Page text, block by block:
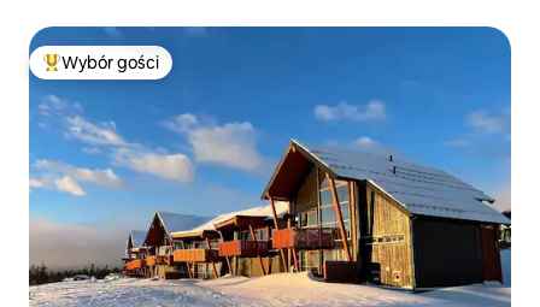
Najpopularniejsze z kategorii Wybór gości
Wybór gości